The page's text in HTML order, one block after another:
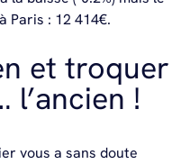
Paris : 12 414€.
et troquer
!
vous a sans doute